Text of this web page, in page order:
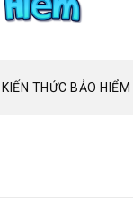
KIẾN THỨC BẢO HIỂM